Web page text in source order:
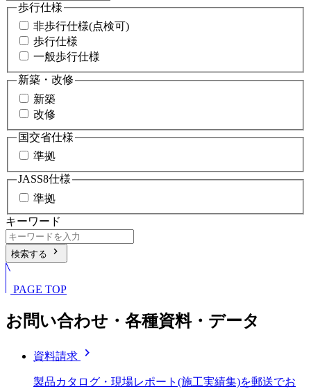
歩行仕様
非歩行仕様(点検可)
歩行仕様
一般歩行仕様
新築・改修
新築
改修
国交省仕様
準拠
JASS8仕様
準拠
キーワード
検索する chevron_right
PAGE TOP
お問い合わせ・各種資料・データ
資料請求 chevron_right
製品カタログ・現場レポート(施工実績集)を郵送でお